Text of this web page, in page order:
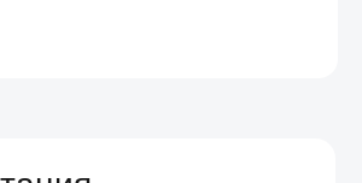
акцент — с ними достаточно